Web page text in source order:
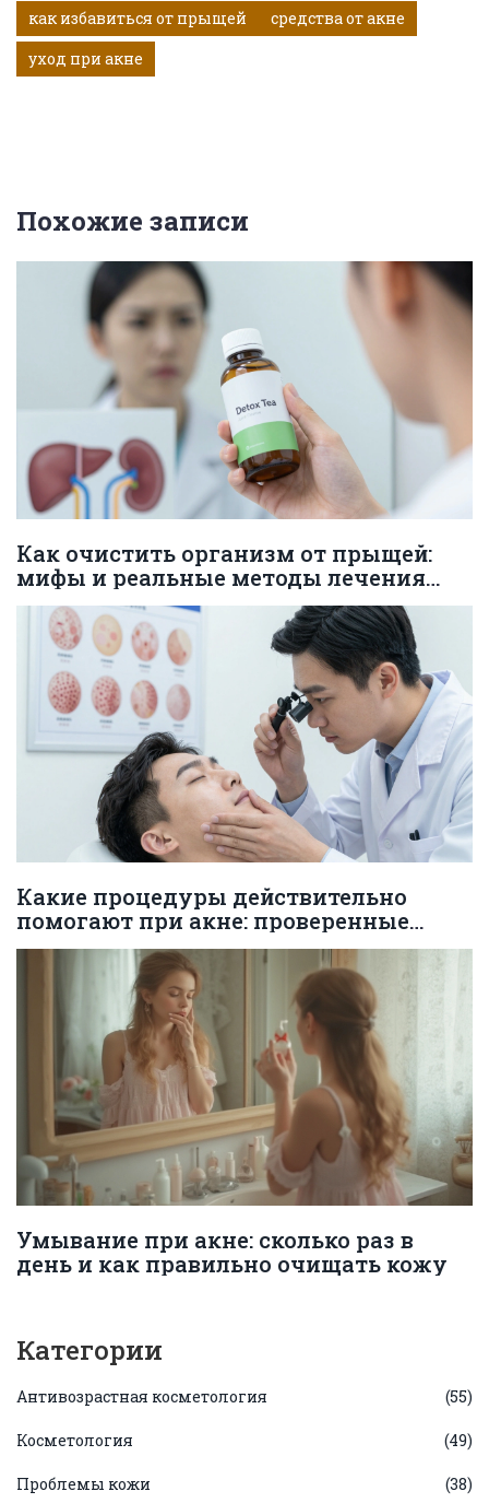
как избавиться от прыщей
средства от акне
уход при акне
Похожие записи
Как очистить организм от прыщей:
мифы и реальные методы лечения
акне
Какие процедуры действительно
помогают при акне: проверенные
методы от дерматологов
Умывание при акне: сколько раз в
день и как правильно очищать кожу
Категории
Антивозрастная косметология (55)
Косметология (49)
Проблемы кожи (38)